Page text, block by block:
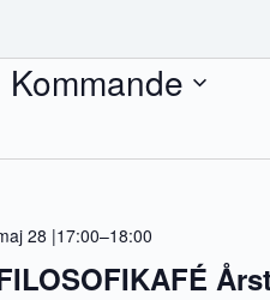
Kommande
l
t
m
28 |17:00–18:00